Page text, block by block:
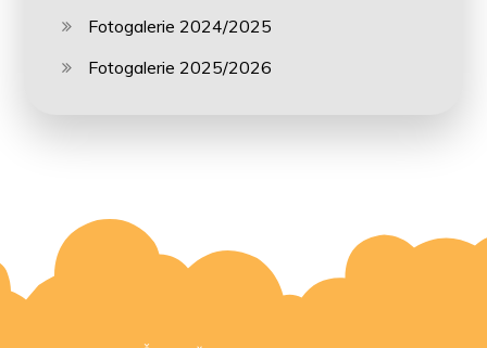
Fotogalerie 2024/2025
Fotogalerie 2025/2026